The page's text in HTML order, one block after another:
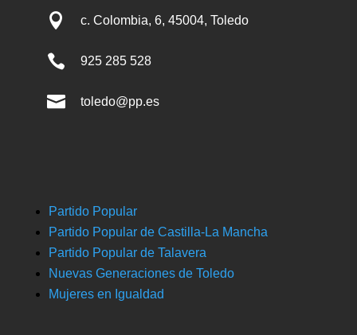
 c. Colombia, 6, 45004, Toledo
 925 285 528
 toledo@pp.es
Partido Popular
Partido Popular de Castilla-La Mancha
Partido Popular de Talavera
Nuevas Generaciones de Toledo
Mujeres en Igualdad